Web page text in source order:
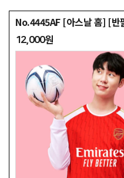
No.4445AF [아스날 홈] [반
12,000원